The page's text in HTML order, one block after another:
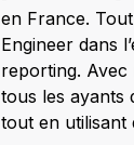
en France.
Engineer dans
reporting. Avec
tous les ayants
tout en utilisant